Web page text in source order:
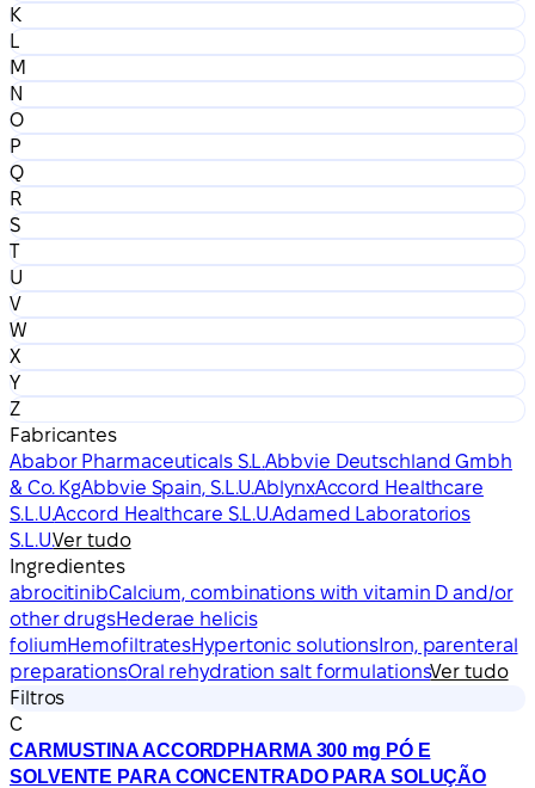
K
L
M
N
O
P
Q
R
S
T
U
V
W
X
Y
Z
Fabricantes
Ababor Pharmaceuticals S.L.Abbvie Deutschland Gmbh
& Co. KgAbbvie Spain, S.L.U.AblynxAccord Healthcare
S.L.U.Accord Healthcare S.L.U.Adamed Laboratorios
S.L.U.Ver tudo
Ingredientes
abrocitinibCalcium, combinations with vitamin D and/or
other drugsHederae helicis
foliumHemofiltratesHypertonic solutions Iron, parenteral
preparationsOral rehydration salt formulationsVer tudo
Filtros
C
CARMUSTINA ACCORDPHARMA 300 mg PÓ E
SOLVENTE PARA CONCENTRADO PARA SOLUÇÃO